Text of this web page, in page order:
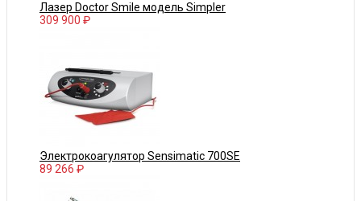
Лазер Doctor Smile модель Simpler
309 900 ₽
Электрокоагулятор Sensimatic 700SE
89 266 ₽